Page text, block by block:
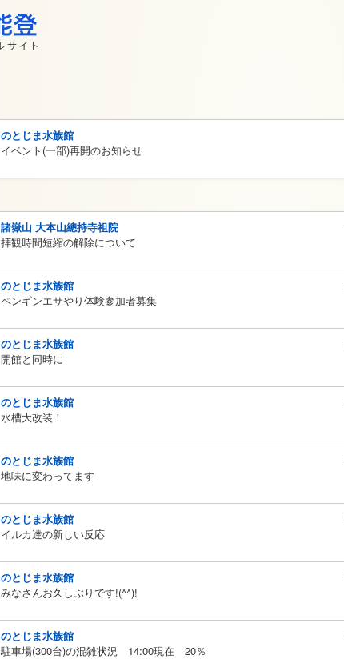
のとじま水族館
イベント(一部)再開のお知らせ
諸嶽山 大本山總持寺祖院
拝観時間短縮の解除について
のとじま水族館
ペンギンエサやり体験参加者募集
のとじま水族館
開館と同時に
のとじま水族館
水槽大改装！
のとじま水族館
地味に変わってます
のとじま水族館
イルカ達の新しい反応
のとじま水族館
みなさんお久しぶりです!(^^)!
のとじま水族館
駐車場(300台)の混雑状況 14:00現在 20％